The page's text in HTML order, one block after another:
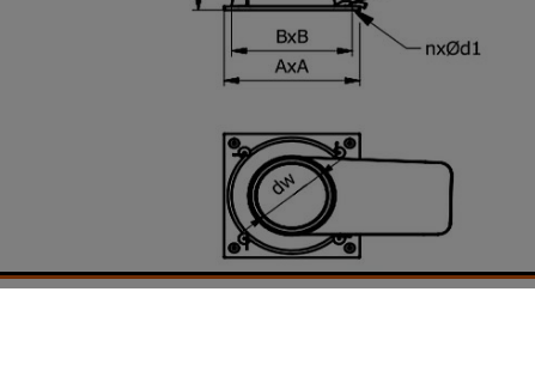
drewnem
jego niekorzystnym usytuowaniem